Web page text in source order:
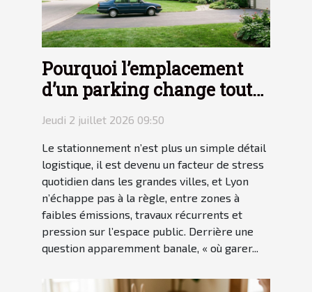
Pourquoi l’emplacement
d’un parking change tout
pour votre tranquillité
Jeudi 2 juillet 2026 09:50
Le stationnement n’est plus un simple détail
logistique, il est devenu un facteur de stress
quotidien dans les grandes villes, et Lyon
n’échappe pas à la règle, entre zones à
faibles émissions, travaux récurrents et
pression sur l’espace public. Derrière une
question apparemment banale, « où garer...